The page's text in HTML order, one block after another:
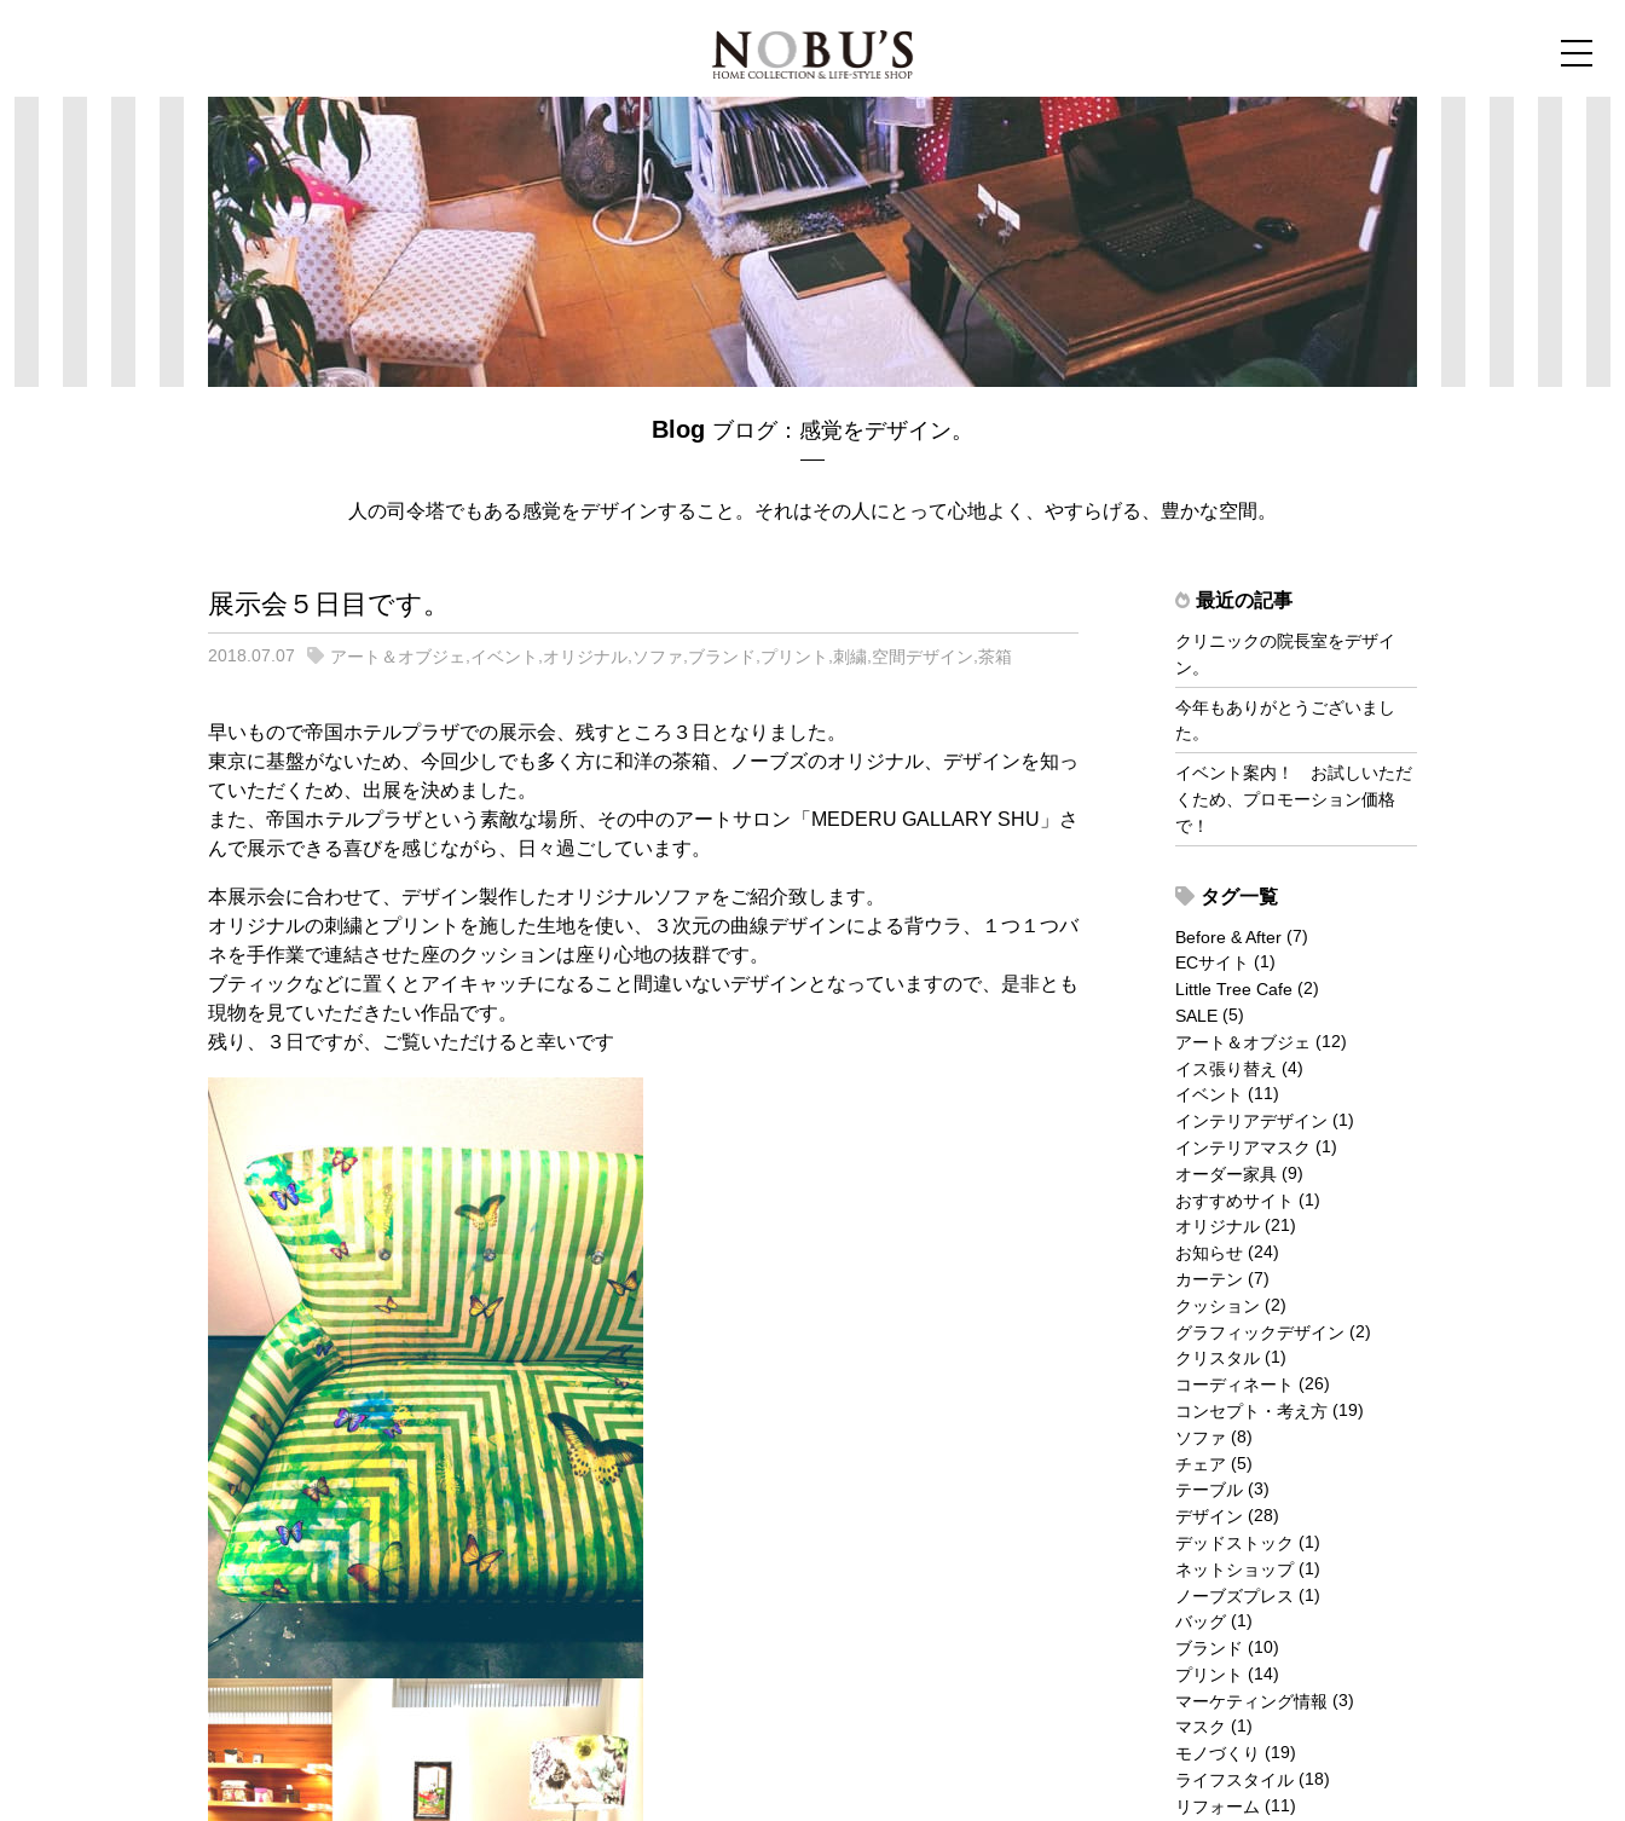
toggle
Blog ブログ：感覚をデザイン。
人の司令塔でもある感覚をデザインすること。 それはその人にとって心地よく、 やすらげる、 豊かな空間。
展示会５日目です。
2018.07.07 アート＆オブジェ イベント オリジナル ソファ ブランド プリント 刺繍 空間デザイン 茶箱
早いもので帝国ホテルプラザでの展示会、残すところ３日となりました。
東京に基盤がないため、今回少しでも多く方に和洋の茶箱、ノーブズのオリジナル、デザインを知っ
ていただくため、出展を決めました。
また、帝国ホテルプラザという素敵な場所、その中のアートサロン「MEDERU GALLARY SHU」さ
んで展示できる喜びを感じながら、日々過ごしています。
本展示会に合わせて、デザイン製作したオリジナルソファをご紹介致します。
オリジナルの刺繍とプリントを施した生地を使い、３次元の曲線デザインによる背ウラ、１つ１つバ
ネを手作業で連結させた座のクッションは座り心地の抜群です。
ブティックなどに置くとアイキャッチになること間違いないデザインとなっていますので、是非とも
現物を見ていただきたい作品です。
残り、３日ですが、ご覧いただけると幸いです
最近の記事
クリニックの院長室をデザイ
ン。
今年もありがとうございまし
た。
イベント案内！ お試しいただ
くため、プロモーション価格
で！
タグ一覧
Before & After (7)
ECサイト (1)
Little Tree Cafe (2)
SALE (5)
アート＆オブジェ (12)
イス張り替え (4)
イベント (11)
インテリアデザイン (1)
インテリアマスク (1)
オーダー家具 (9)
おすすめサイト (1)
オリジナル (21)
お知らせ (24)
カーテン (7)
クッション (2)
グラフィックデザイン (2)
クリスタル (1)
コーディネート (26)
コンセプト・考え方 (19)
ソファ (8)
チェア (5)
テーブル (3)
デザイン (28)
デッドストック (1)
ネットショップ(1)
ノーブズプレス (1)
バッグ (1)
ブランド (10)
プリント (14)
マーケティング情報 (3)
マスク (1)
モノづくり (19)
ライフスタイル (18)
リフォーム (11)